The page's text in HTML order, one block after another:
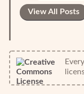
View All Posts